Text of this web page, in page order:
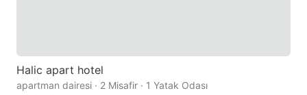
Halic apart hotel
apartman dairesi · 2 Misafir · 1 Yatak Odası